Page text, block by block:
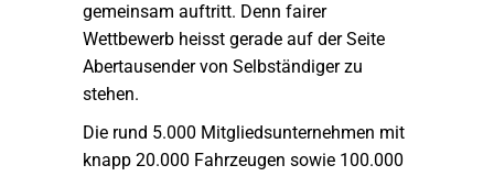
gemeinsam auftritt. Denn fairer
Wettbewerb heisst gerade auf der Seite
Abertausender von Selbständiger zu
stehen.
Die rund 5.000 Mitgliedsunternehmen mit
knapp 20.000 Fahrzeugen sowie 100.000